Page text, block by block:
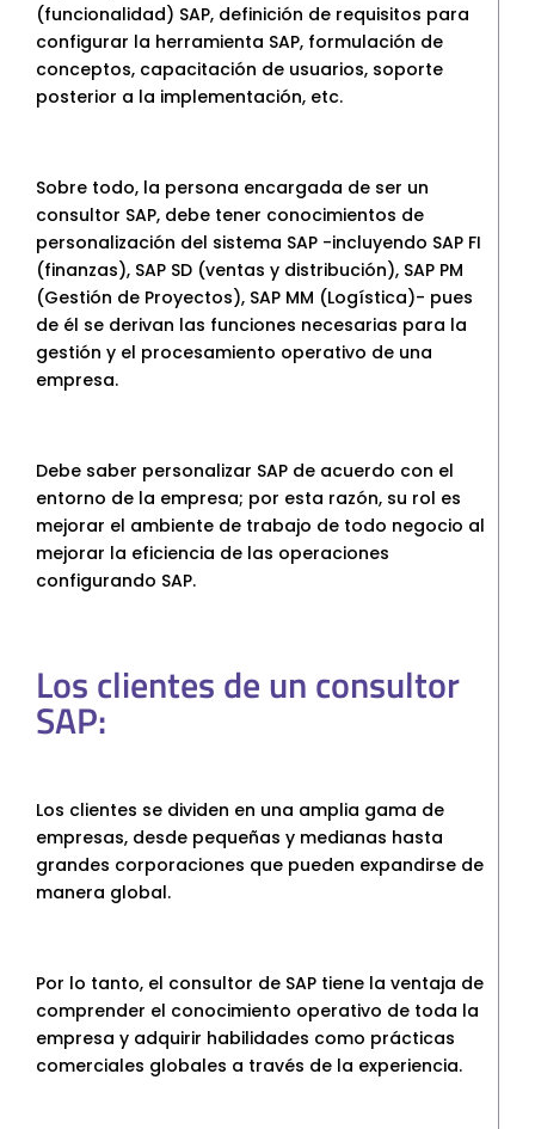
(funcionalidad) SAP, definición de requisitos para
configurar la herramienta SAP, formulación de
conceptos, capacitación de usuarios, soporte
posterior a la implementación, etc.
Sobre todo, la persona encargada de ser un
consultor SAP, debe tener conocimientos de
personalización del sistema SAP -incluyendo SAP FI
(finanzas), SAP SD (ventas y distribución), SAP PM
(Gestión de Proyectos), SAP MM (Logística)- pues
de él se derivan las funciones necesarias para la
gestión y el procesamiento operativo de una
empresa.
Debe saber personalizar SAP de acuerdo con el
entorno de la empresa; por esta razón, su rol es
mejorar el ambiente de trabajo de todo negocio al
mejorar la eficiencia de las operaciones
configurando SAP.
Los clientes de un consultor
SAP:
Los clientes se dividen en una amplia gama de
empresas, desde pequeñas y medianas hasta
grandes corporaciones que pueden expandirse de
manera global.
Por lo tanto, el consultor de SAP tiene la ventaja de
comprender el conocimiento operativo de toda la
empresa y adquirir habilidades como prácticas
comerciales globales a través de la experiencia.